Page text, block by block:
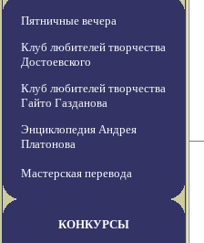
Пятничные вечера
Клуб любителей творчества
Достоевского
Клуб любителей творчества
Гайто Газданова
Энциклопедия Андрея
Платонова
Мастерская перевода
КОНКУРСЫ